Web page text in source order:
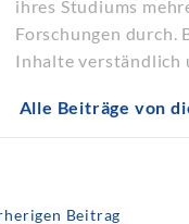
ihres Studiums
Forschungen durch.
Inhalte verständlich
Alle Beiträge von
Beitrag